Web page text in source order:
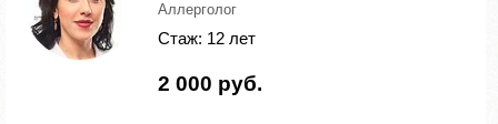
Аллерголог
Стаж: 12 лет
2 000 руб.